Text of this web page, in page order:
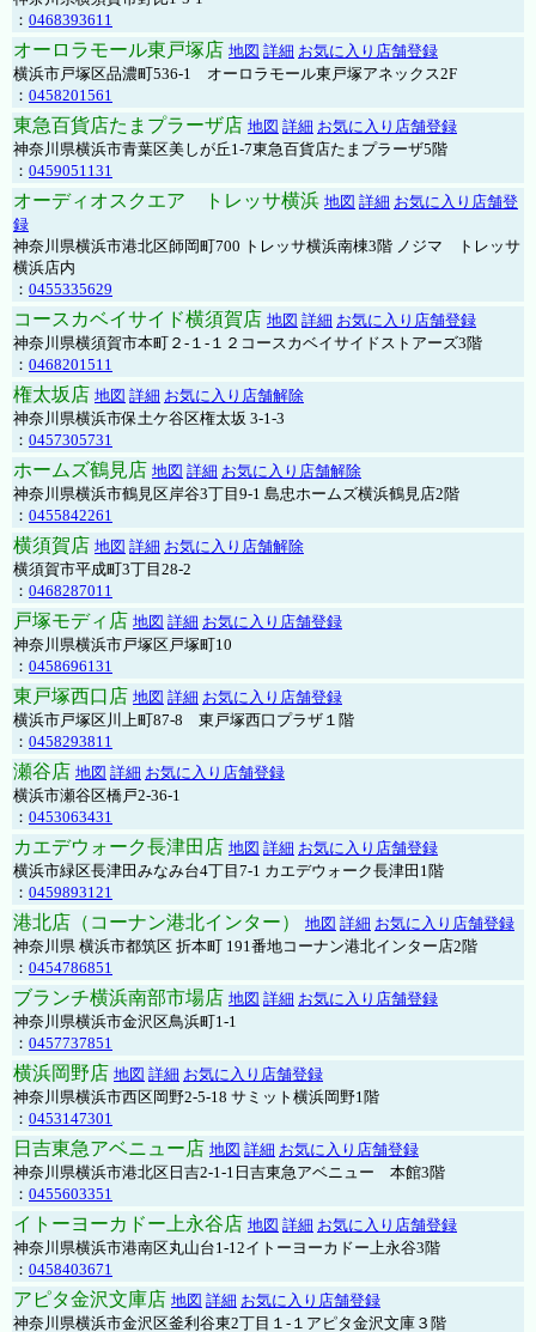
： 0468393611
オーロラモール東戸塚店 地図 詳細 お気に入り店舗登録
横浜市戸塚区品濃町536-1 オーロラモール東戸塚アネックス2F
： 0458201561
東急百貨店たまプラーザ店 地図 詳細 お気に入り店舗登録
神奈川県横浜市青葉区美しが丘1-7東急百貨店たまプラーザ5階
： 0459051131
オーディオスクエア トレッサ横浜 地図 詳細 お気に入り店舗登
録
神奈川県横浜市港北区師岡町700 トレッサ横浜南棟3階 ノジマ トレッサ
横浜店内
： 0455335629
コースカベイサイド横須賀店 地図 詳細 お気に入り店舗登録
神奈川県横須賀市本町２-１-１２コースカベイサイドストアーズ3階
： 0468201511
権太坂店 地図 詳細 お気に入り店舗解除
神奈川県横浜市保土ケ谷区権太坂 3-1-3
： 0457305731
ホームズ鶴見店 地図 詳細 お気に入り店舗解除
神奈川県横浜市鶴見区岸谷3丁目9-1 島忠ホームズ横浜鶴見店2階
： 0455842261
横須賀店 地図 詳細 お気に入り店舗解除
横須賀市平成町3丁目28-2
： 0468287011
戸塚モディ店 地図 詳細 お気に入り店舗登録
神奈川県横浜市戸塚区戸塚町10
： 0458696131
東戸塚西口店 地図 詳細 お気に入り店舗登録
横浜市戸塚区川上町87-8 東戸塚西口プラザ１階
： 0458293811
瀬谷店 地図 詳細 お気に入り店舗登録
横浜市瀬谷区橋戸2-36-1
： 0453063431
カエデウォーク長津田店 地図 詳細 お気に入り店舗登録
横浜市緑区長津田みなみ台4丁目7-1 カエデウォーク長津田1階
： 0459893121
港北店（コーナン港北インター） 地図 詳細 お気に入り店舗登録
神奈川県 横浜市都筑区 折本町 191番地コーナン港北インター店2階
： 0454786851
ブランチ横浜南部市場店 地図 詳細 お気に入り店舗登録
神奈川県横浜市金沢区鳥浜町1-1
： 0457737851
横浜岡野店 地図 詳細 お気に入り店舗登録
神奈川県横浜市西区岡野2-5-18 サミット横浜岡野1階
： 0453147301
日吉東急アベニュー店 地図 詳細 お気に入り店舗登録
神奈川県横浜市港北区日吉2-1-1日吉東急アベニュー 本館3階
： 0455603351
イトーヨーカドー上永谷店 地図 詳細 お気に入り店舗登録
神奈川県横浜市港南区丸山台1-12イトーヨーカドー上永谷3階
： 0458403671
アピタ金沢文庫店 地図 詳細 お気に入り店舗登録
神奈川県横浜市金沢区釜利谷東2丁目１-１アピタ金沢文庫３階